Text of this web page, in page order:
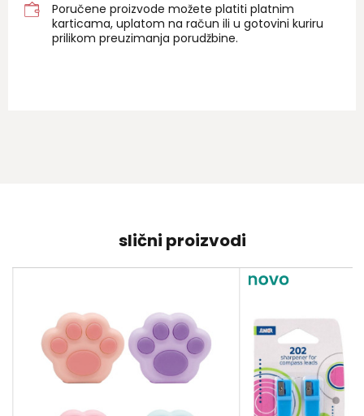
Poručene proizvode možete platiti platnim
karticama, uplatom na račun ili u gotovini kuriru
prilikom preuzimanja porudžbine.
slični proizvodi